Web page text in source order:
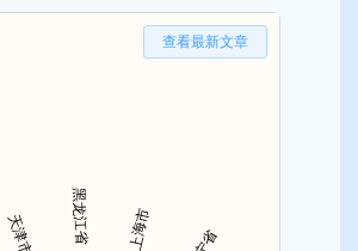
查看最新文章